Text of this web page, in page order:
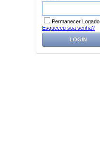
Permanecer Logado
Esqueceu sua senha?
LOGIN